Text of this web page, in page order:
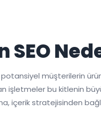
müşterilerin
bu kitlenin
stratejisinden